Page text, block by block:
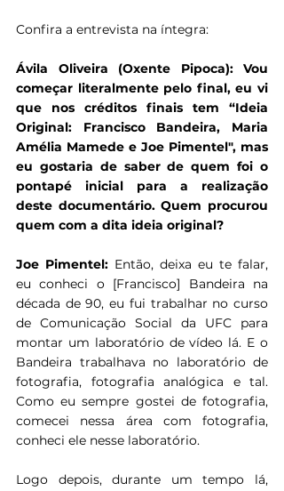
Confira a entrevista na íntegra:
Ávila Oliveira (Oxente Pipoca): Vou
começar literalmente pelo final, eu vi
que nos créditos finais tem “Ideia
Original: Francisco Bandeira, Maria
Amélia Mamede e Joe Pimentel", mas
eu gostaria de saber de quem foi o
pontapé inicial para a realização
deste documentário. Quem procurou
quem com a dita ideia original?
Joe Pimentel: Então, deixa eu te falar,
eu conheci o [Francisco] Bandeira na
década de 90, eu fui trabalhar no curso
de Comunicação Social da UFC para
montar um laboratório de vídeo lá. E o
Bandeira trabalhava no laboratório de
fotografia, fotografia analógica e tal.
Como eu sempre gostei de fotografia,
comecei nessa área com fotografia,
conheci ele nesse laboratório.
Logo depois, durante um tempo lá,